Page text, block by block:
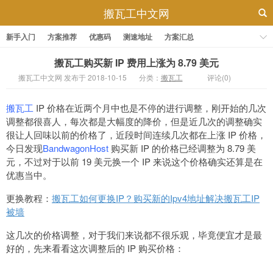
搬瓦工中文网
新手入门 方案推荐 优惠码 测速地址 方案汇总
搬瓦工购买新 IP 费用上涨为 8.79 美元
搬瓦工中文网 发布于 2018-10-15 分类： 搬瓦工 评论(0)
搬瓦工 IP 价格在近两个月中也是不停的进行调整，刚开始的几次
调整都很喜人，每次都是大幅度的降价，但是近几次的调整确实
很让人回味以前的价格了，近段时间连续几次都在上涨 IP 价格，
今日发现BandwagonHost 购买新 IP 的价格已经调整为 8.79 美
元，不过对于以前 19 美元换一个 IP 来说这个价格确实还算是在
优惠当中。
更换教程： 搬瓦工如何更换IP？购买新的Ipv4地址解决搬瓦工IP
被墙
这几次的价格调整，对于我们来说都不很乐观，毕竟便宜才是最
好的，先来看看这次调整后的 IP 购买价格：